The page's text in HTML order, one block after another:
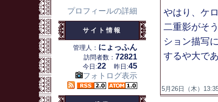
プロフィールの詳細
サイト情報
管理人： にょっふん
訪問者数： 72821
今日:22 昨日:45
フォトログ表示
やはり、ケ
二重影がそ
ション描写
するや大で
5月26日（木）